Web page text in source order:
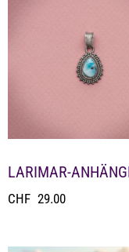
LARIMAR-
CHF 29.00